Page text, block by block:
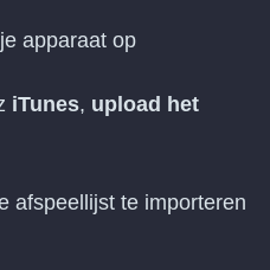
apparaat op
iTunes, upload het
afspeellijst te importeren